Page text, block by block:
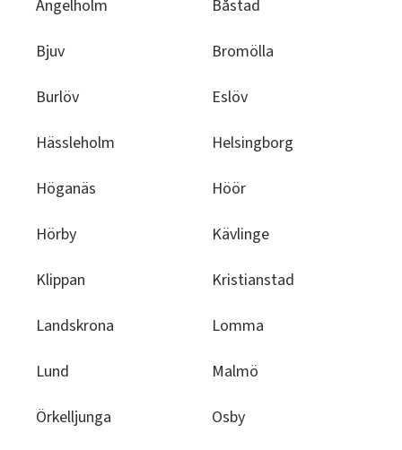
Ängelholm Båstad
Bjuv Bromölla
Burlöv Eslöv
Hässleholm Helsingborg
Höganäs Höör
Hörby Kävlinge
Klippan Kristianstad
Landskrona Lomma
Lund Malmö
Örkelljunga Osby